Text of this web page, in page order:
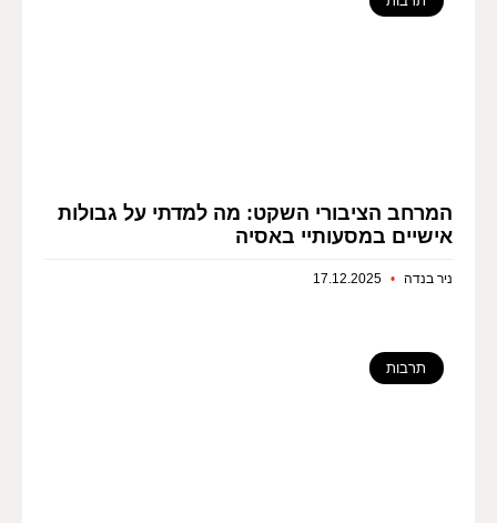
המרחב הציבורי השקט: מה למדתי על גבולות
אישיים במסעותיי באסיה
ניר בנדה
תרבות